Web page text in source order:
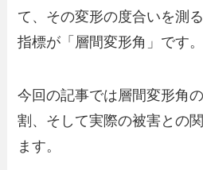
て、その変形の度合いを測
指標が「層間変形角」です。
今回の記事では層間変形角
割、そして実際の被害との
ます。